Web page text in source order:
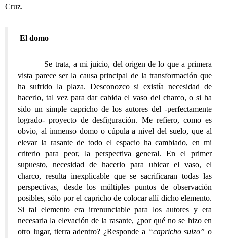
Cruz.
El domo
Se trata, a mi juicio, del origen de lo que a primera
vista parece ser la causa principal de la transformación que
ha sufrido la plaza. Desconozco si existía necesidad de
hacerlo, tal vez para dar cabida el vaso del charco, o si ha
sido un simple capricho de los autores del -perfectamente
logrado- proyecto de desfiguración. Me refiero, como es
obvio, al inmenso domo o cúpula a nivel del suelo, que al
elevar la rasante de todo el espacio ha cambiado, en mi
criterio para peor, la perspectiva general. En el primer
supuesto, necesidad de hacerlo para ubicar el vaso, el
charco, resulta inexplicable que se sacrificaran todas las
perspectivas, desde los múltiples puntos de observación
posibles, sólo por el capricho de colocar allí dicho elemento.
Si tal elemento era irrenunciable para los autores y era
necesaria la elevación de la rasante, ¿por qué no se hizo en
otro lugar, tierra adentro? ¿Responde a “capricho suizo” o